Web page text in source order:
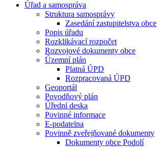
Úřad a samospráva
Struktura samosprávy
Zasedání zastupitelstva obce
Popis úřadu
Rozklikávací rozpočet
Rozvojové dokumenty obce
Územní plán
Platná ÚPD
Rozpracovaná ÚPD
Geoportál
Povodňový plán
Úřední deska
Povinné informace
E-podatelna
Povinně zveřejňované dokumenty
Dokumenty obce Podolí